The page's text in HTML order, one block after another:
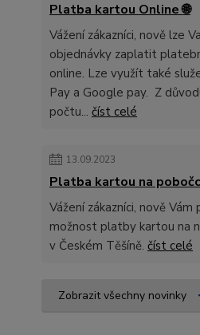
Platba kartou Online 🌐
Vážení zákazníci, nově lze
objednávky zaplatit
online. Lze využít také
Pay a Google pay. Z
počtu... číst celé
13.09.2023
Platba kartou na
Vážení zákazníci, nově Vám
možnost platby kartou na
v Českém Těšíně. číst celé
Zobrazit všechny novinky